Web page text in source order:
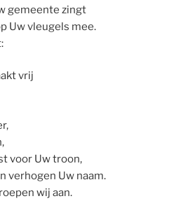
gemeente zingt
Uw vleugels mee.
vrij
voor Uw troon,
verhogen Uw naam.
wij aan.